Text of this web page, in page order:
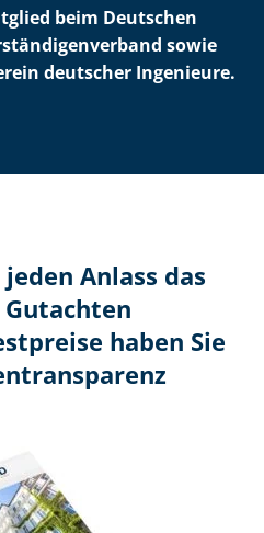
beim Deutschen
sowie
deutscher Ingenieure.
Anlass das
haben Sie